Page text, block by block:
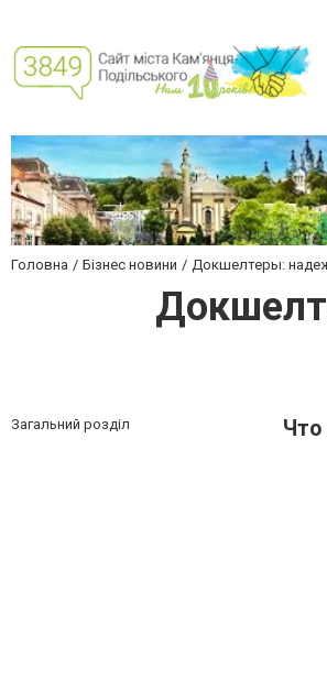
Головна Бізнес новини Докшелтеры:
Загальний розділ Что